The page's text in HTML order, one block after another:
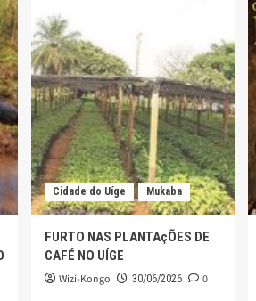
Cidade do Uíge Mukaba
FURTO NAS PLANTAçÕES DE
CAFÉ NO UÍGE
Wizi-Kongo 30/06/2026 0